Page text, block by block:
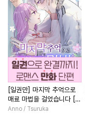
[일권만] 마지막 추억으로
매료 마법을 걸었습니다 [단
행본]
Anno / Tsuruka